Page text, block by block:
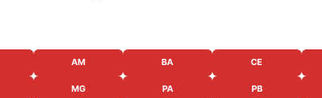
AM BA CE
MG PA PB